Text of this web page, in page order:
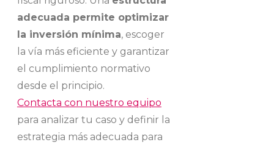
adecuada permite optimizar
la inversión mínima, escoger
la vía más eficiente y garantizar
el cumplimiento normativo
desde el principio.
Contacta con nuestro equipo
para analizar tu caso y definir la
estrategia más adecuada para